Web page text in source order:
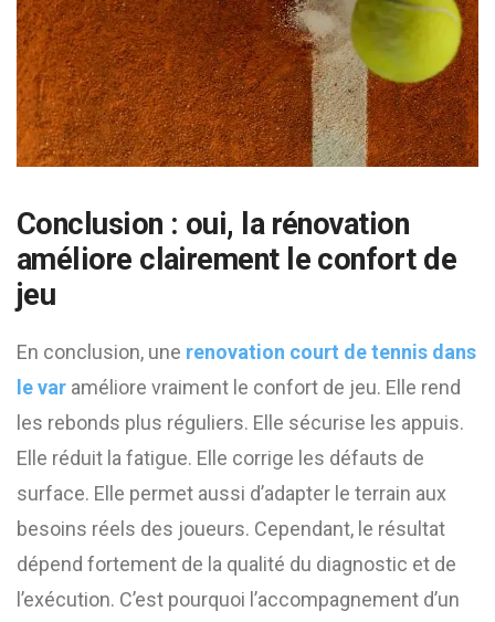
Conclusion : oui, la rénovation
améliore clairement le confort de
jeu
En conclusion, une renovation court de tennis dans
le var améliore vraiment le confort de jeu. Elle rend
les rebonds plus réguliers. Elle sécurise les appuis.
Elle réduit la fatigue. Elle corrige les défauts de
surface. Elle permet aussi d’adapter le terrain aux
besoins réels des joueurs. Cependant, le résultat
dépend fortement de la qualité du diagnostic et de
l’exécution. C’est pourquoi l’accompagnement d’un